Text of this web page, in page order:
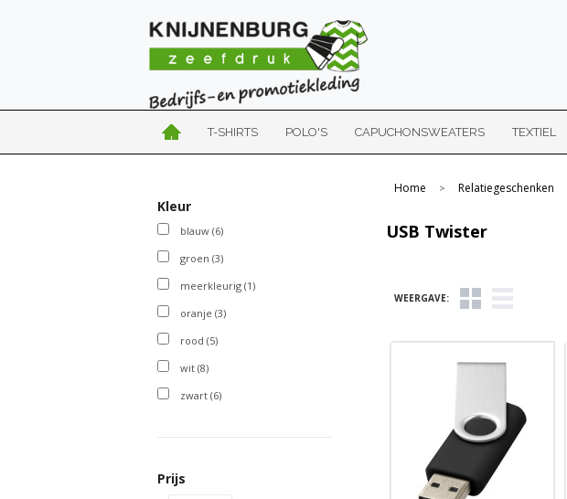
T-SHIRTS POLO'S CAPUCHONSWEATERS TEXTIEL
Kleur
blauw (6)
groen (3)
meerkleurig (1)
oranje (3)
rood (5)
wit (8)
zwart (6)
Prijs
Home > Relatiegeschenken
USB Twister
WEERGAVE: